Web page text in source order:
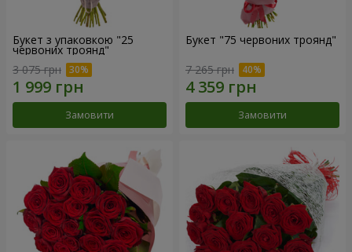
Букет з упаковкою "25
червоних троянд"
3 075 грн
Замовити
Букет "75 червоних троянд"
7 265 грн
Замовити